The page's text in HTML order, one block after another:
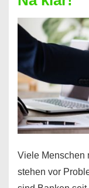
So
funktioniert’s
Viele Menschen
stehen vor